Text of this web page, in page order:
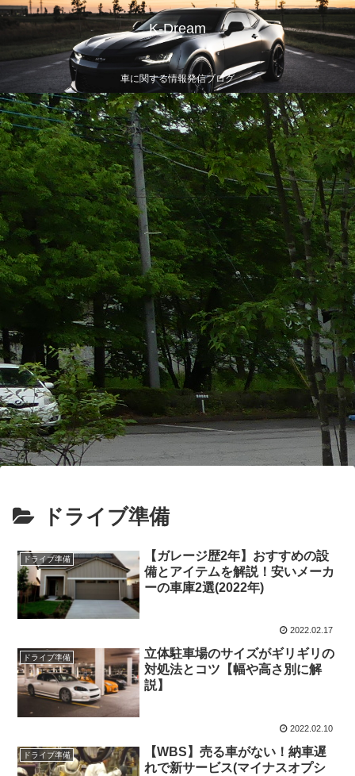
K-Dream
車に関する情報発信ブログ
ドライブ準備
ドライブ準備
【ガレージ歴2年】おすすめの設
備とアイテムを解説！安いメーカ
ーの車庫2選(2022年)
2022.02.17
ドライブ準備
立体駐車場のサイズがギリギリの
対処法とコツ【幅や高さ別に解
説】
2022.02.10
ドライブ準備
【WBS】売る車がない！納車遅
れで新サービス(マイナスオプシ